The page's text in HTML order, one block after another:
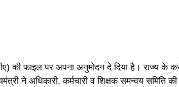
की फाइल पर अपना अनुमोदन दे दिया है। राज्य के
ने अधिकारी, कर्मचारी व शिक्षक समन्वय समिति